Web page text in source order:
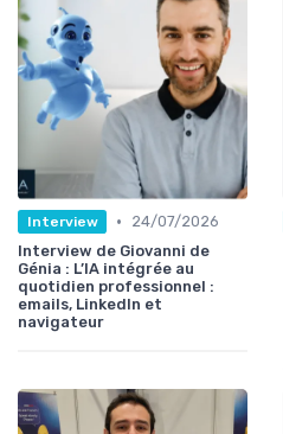
Interview •
24/07/2026
Interview de Giovanni de
Génia : L’IA intégrée au
quotidien professionnel :
emails, LinkedIn et
navigateur